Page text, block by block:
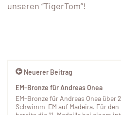
unseren “TigerTom”!
Neuerer Beitrag
EM-Bronze für Andreas Onea
EM-Bronze für Andreas Onea über
Schwimm-EM auf Madeira. Für